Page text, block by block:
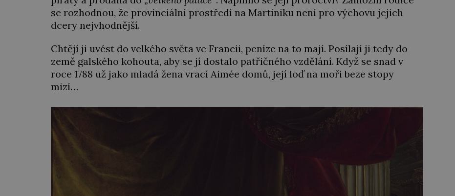
se rozhodnou, že provinciální prostředí na Martiniku není pro výchovu jejich
dcery nejvhodnější.
Chtějí ji uvést do velkého světa ve Francii, peníze na to mají. Posílají ji tedy do
země galského kohouta, aby se jí dostalo patřičného vzdělání. Když se snad v
roce 1788 už jako mladá žena vrací Aimée domů, její loď na moři beze stopy
mizí…